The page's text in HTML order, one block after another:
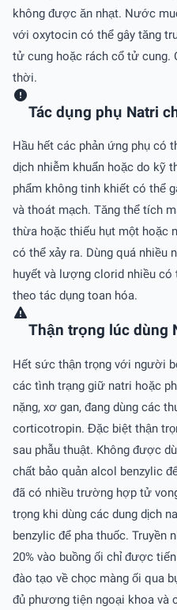
không được ăn nhạt. Nước
với oxytocin có thể gây tăng
tử cung hoặc rách cổ tử cung.
thời.
Tác dụng phụ Natri
Hầu hết các phản ứng phụ có
dịch nhiễm khuẩn hoặc do kỹ
phẩm không tinh khiết có thể
và thoát mạch. Tăng thể tích
thừa hoặc thiếu hụt một hoặc
có thể xảy ra. Dùng quá nhiều
huyết và lượng clorid nhiều
theo tác dụng toan hóa.
Thận trọng lúc dùng
Hết sức thận trọng với người
các tình trạng giữ natri hoặc
nặng, xơ gan, đang dùng các
corticotropin. Đặc biệt thận
sau phẫu thuật. Không được
chất bảo quản alcol benzylic
đã có nhiều trường hợp tử
trọng khi dùng các dung dịch
benzylic để pha thuốc. Truyền
20% vào buồng ối chỉ được
đào tạo về chọc màng ối qua
đủ phương tiện ngoại khoa